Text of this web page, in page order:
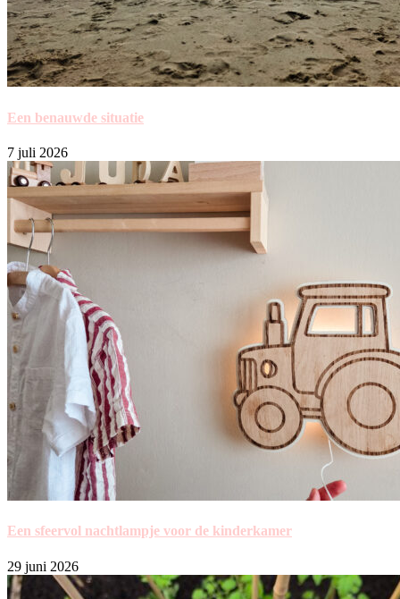
Een benauwde situatie
7 juli 2026
Een sfeervol nachtlampje voor de kinderkamer
29 juni 2026